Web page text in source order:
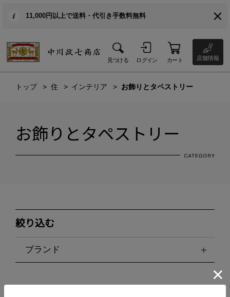
11,000円以上で送料・代引き手数料無料
見つける ログイン カート 店舗情報
トップ 住 インテリア お飾りとタペストリー
お飾りとタペストリー
絞り込む
ブランド